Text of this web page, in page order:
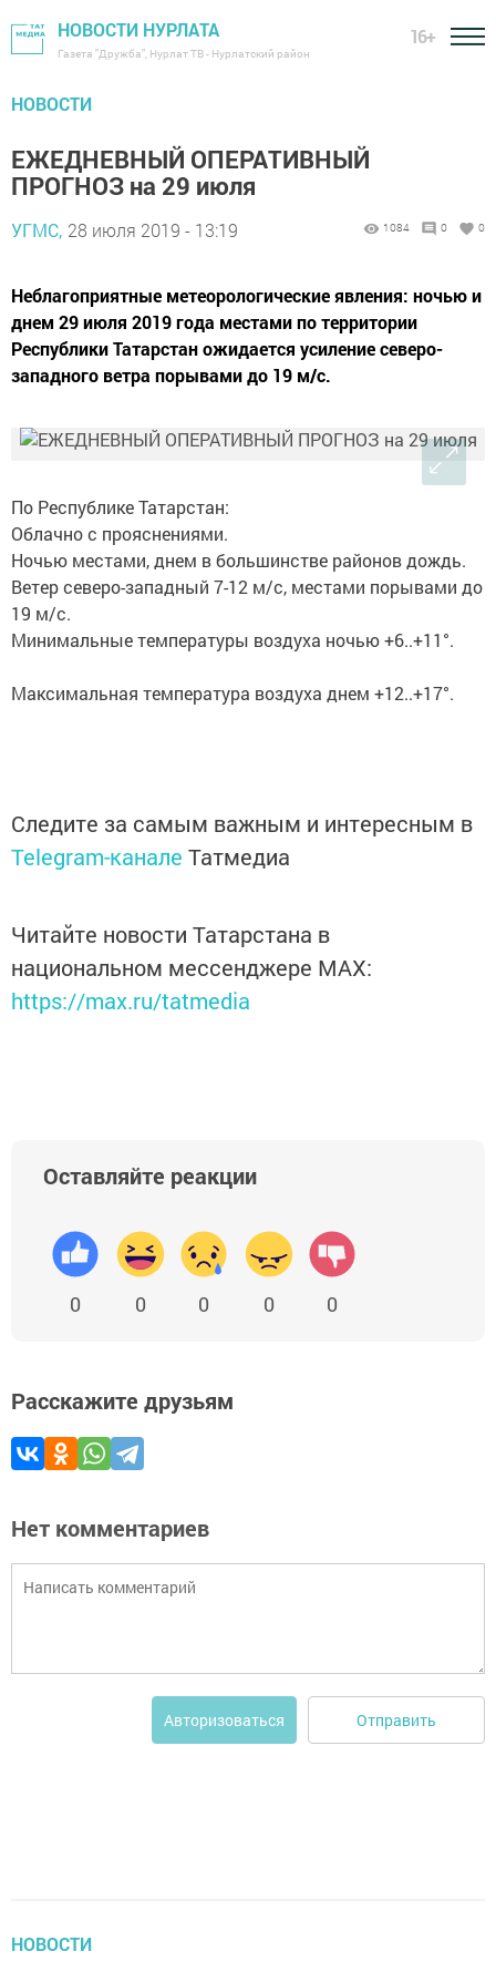
НОВОСТИ НУРЛАТА
Газета "Дружба", Нурлат ТВ - Нурлатский район
16+
НОВОСТИ
ЕЖЕДНЕВНЫЙ ОПЕРАТИВНЫЙ
ПРОГНОЗ на 29 июля
УГМС, 28 июля 2019 - 13:19 1084 0 0
Неблагоприятные метеорологические явления: ночью и
днем 29 июля 2019 года местами по территории
Республики Татарстан ожидается усиление северо-
западного ветра порывами до 19 м/с.
По Республике Татарстан:
Облачно с прояснениями.
Ночью местами, днем в большинстве районов дождь.
Ветер северо-западный 7-12 м/с, местами порывами до
19 м/с.
Минимальные температуры воздуха ночью +6..+11°.
Максимальная температура воздуха днем +12..+17°.
Следите за самым важным и интересным в
Telegram-канале Татмедиа
Читайте новости Татарстана в
национальном мессенджере MАХ:
https://max.ru/tatmedia
Оставляйте реакции
0 0 0 0 0
Расскажите друзьям
Нет комментариев
Авторизоваться Отправить
НОВОСТИ